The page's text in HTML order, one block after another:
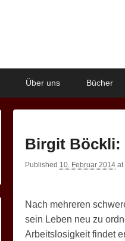
Über uns Bücher
Birgit Böckli:
Published 10. Februar 2014 at
Nach mehreren
sein Leben neu zu
Arbeitslosigkeit findet